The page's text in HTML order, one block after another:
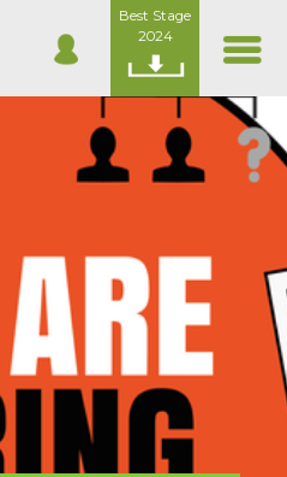
Best Stage
2024